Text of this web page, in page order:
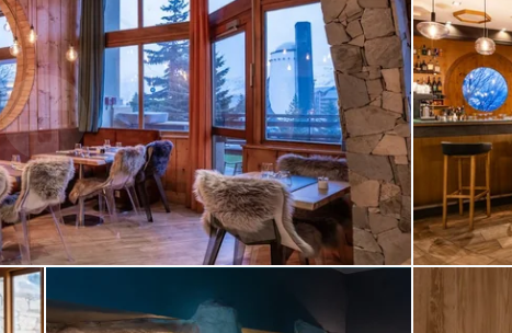
CONTACT
Français
English